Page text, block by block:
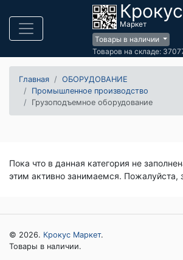
Крокус
Маркет
Товары в наличии
Товаров на складе:
Главная
ОБОРУДОВАНИЕ
Промышленное производство
Грузоподъемное оборудование
Пока что в данная категория не
этим активно занимаемся. Пожалуйста,
© 2026. Крокус Маркет.
Товары в наличии.